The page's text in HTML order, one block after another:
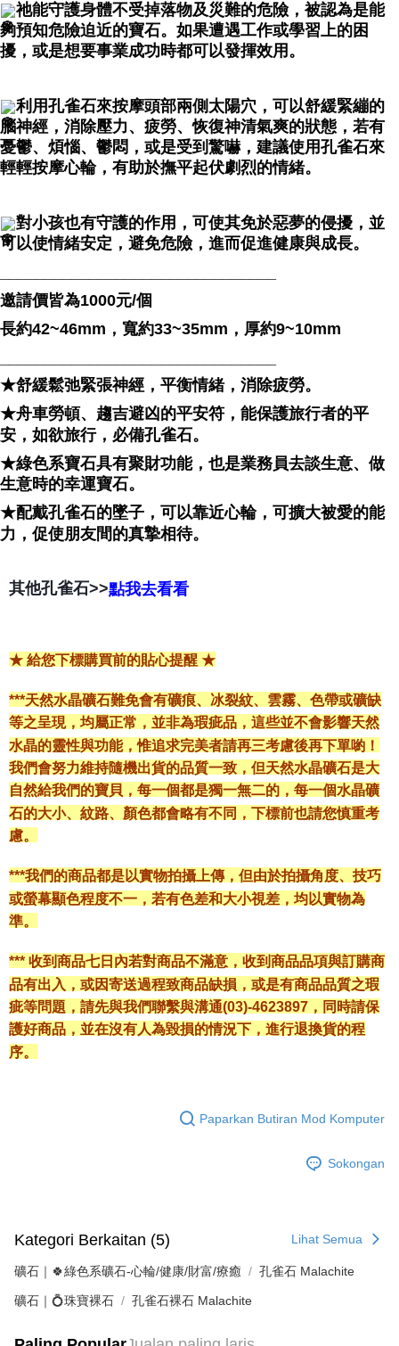
祂能守護身體不受掉落物及災難的危險，被認為是能
夠預知危險迫近的寶石。如果遭遇工作或學習上的困
擾，或是想要事業成功時都可以發揮效用。
利用孔雀石來按摩頭部兩側太陽穴，可以舒緩緊繃的
腦神經，消除壓力、疲勞、恢復神清氣爽的狀態，若有
憂鬱、煩惱、鬱悶，或是受到驚嚇，建議使用孔雀石來
輕輕按摩心輪，有助於撫平起伏劇烈的情緒。
對小孩也有守護的作用，可使其免於惡夢的侵擾，並
可以使情緒安定，避免危險，進而促進健康與成長。
邀請價皆為1000元/個
長約42~46mm，寬約33~35mm，厚約9~10mm
★舒緩鬆弛緊張神經，平衡情緒，消除疲勞。
★舟車勞頓、趨吉避凶的平安符，能保護旅行者的平
安，如欲旅行，必備孔雀石。
★綠色系寶石具有聚財功能，也是業務員去談生意、做
生意時的幸運寶石。
★配戴孔雀石的墜子，可以靠近心輪，可擴大被愛的能
力，促使朋友間的真摯相待。
其他孔雀石>>點我去看看
★ 給您下標購買前的貼心提醒 ★
***天然水晶礦石難免會有礦痕、冰裂紋、雲霧、色帶或礦缺
等之呈現，均屬正常，並非為瑕疵品，這些並不會影響天然
水晶的靈性與功能，惟追求完美者請再三考慮後再下單喲！
我們會努力維持隨機出貨的品質一致，但天然水晶礦石是大
自然給我們的寶貝，每一個都是獨一無二的，每一個水晶礦
石的大小、紋路、顏色都會略有不同，下標前也請您慎重考
慮。
***我們的商品都是以實物拍攝上傳，但由於拍攝角度、技巧
或螢幕顯色程度不一，若有色差和大小視差，均以實物為
準。
*** 收到商品七日內若對商品不滿意，收到商品品項與訂購商
品有出入，或因寄送過程致商品缺損，或是有商品品質之瑕
疵等問題，請先與我們聯繫與溝通(03)-4623897，同時請保
護好商品，並在沒有人為毀損的情況下，進行退換貨的程
序。
Paparkan Butiran Mod Komputer
Sokongan
Kategori Berkaitan (5) Lihat Semua
礦石｜🍀綠色系礦石-心輪/健康/財富/療癒 孔雀石 Malachite
礦石｜💍珠寶裸石 孔雀石裸石 Malachite